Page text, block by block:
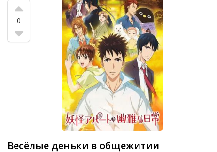
0
Весёлые деньки в общежитии